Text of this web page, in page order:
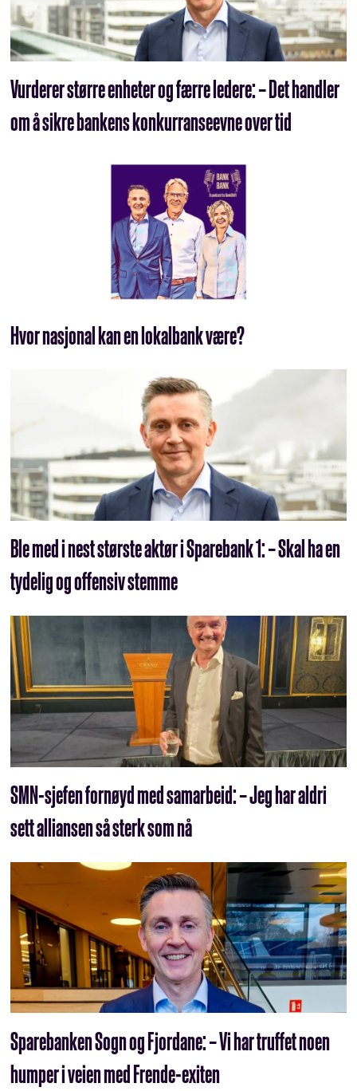
Vurderer større enheter og færre ledere: – Det handler
om å sikre bankens konkurranseevne over tid
Hvor nasjonal kan en lokalbank være?
Ble med i nest største aktør i Sparebank 1: – Skal ha en
tydelig og offensiv stemme
SMN-sjefen fornøyd med samarbeid: ­– Jeg har aldri
sett alliansen så sterk som nå
Sparebanken Sogn og Fjordane: – Vi har truffet noen
humper i veien med Frende-exiten